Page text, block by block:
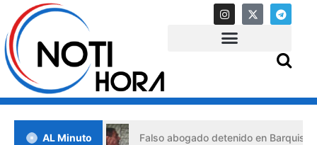
AL Minuto
de crisis Falso abogado detenido en Barquisimeto: